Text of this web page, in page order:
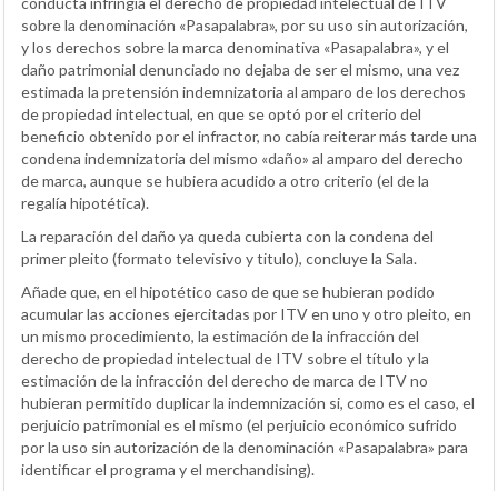
sobre la denominación «Pasapalabra», por su uso sin autorización,
y los derechos sobre la marca denominativa «Pasapalabra», y el
daño patrimonial denunciado no dejaba de ser el mismo, una vez
estimada la pretensión indemnizatoria al amparo de los derechos
de propiedad intelectual, en que se optó por el criterio del
beneficio obtenido por el infractor, no cabía reiterar más tarde una
condena indemnizatoria del mismo «daño» al amparo del derecho
de marca, aunque se hubiera acudido a otro criterio (el de la
regalía hipotética).
La reparación del daño ya queda cubierta con la condena del
primer pleito (formato televisivo y titulo), concluye la Sala.
Añade que, en el hipotético caso de que se hubieran podido
acumular las acciones ejercitadas por ITV en uno y otro pleito, en
un mismo procedimiento, la estimación de la infracción del
derecho de propiedad intelectual de ITV sobre el título y la
estimación de la infracción del derecho de marca de ITV no
hubieran permitido duplicar la indemnización si, como es el caso, el
perjuicio patrimonial es el mismo (el perjuicio económico sufrido
por la uso sin autorización de la denominación «Pasapalabra» para
identificar el programa y el merchandising).